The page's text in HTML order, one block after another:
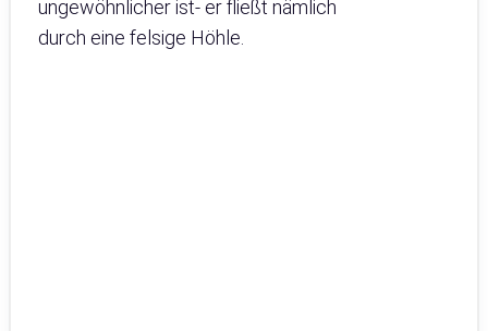
ungewöhnlicher ist- er fließt nämlich
durch eine felsige Höhle.